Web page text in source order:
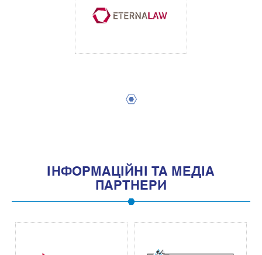
IНФОРМАЦIЙНI ТА МЕДIА
ПАРТНЕРИ